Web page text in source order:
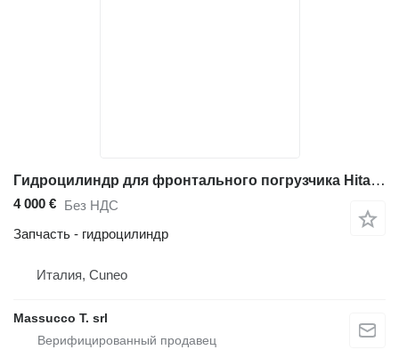
Гидроцилиндр для фронтального погрузчика Hitachi ZW250
4 000 € Без НДС
Запчасть - гидроцилиндр
Италия, Cuneo
Massucco T. srl